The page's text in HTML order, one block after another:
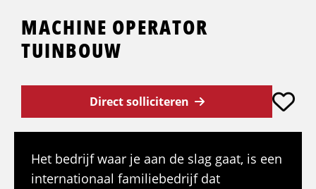
MACHINE OPERATOR
TUINBOUW
Direct solliciteren
Het bedrijf waar je aan de slag gaat, is een
internationaal familiebedrijf dat